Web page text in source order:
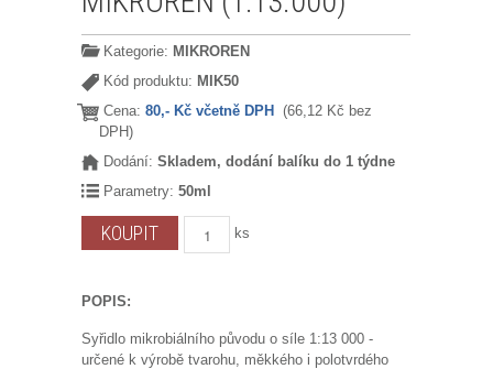
Kategorie: MIKROREN
Kód produktu: MIK50
Cena: 80,- Kč včetně DPH
(66,12 Kč bez
DPH)
Dodání: Skladem, dodání balíku do 1 týdne
Parametry: 50ml
ks
POPIS:
Syřidlo mikrobiálního původu o síle 1:13 000 -
určené k výrobě tvarohu, měkkého i polotvrdého